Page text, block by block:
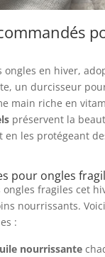
ongles en hiver,
un durcisseur
main riche en
préservent la
en les protégeant
pour ongles
ongles fragiles cet
nourrissants.
:
nourrissante